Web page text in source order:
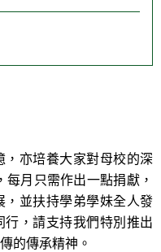
亦培養大家對母校的深
月只需作出一點捐獻，
，並扶持學弟學妹全人發
，請支持我們特別推出
的傳承精神。